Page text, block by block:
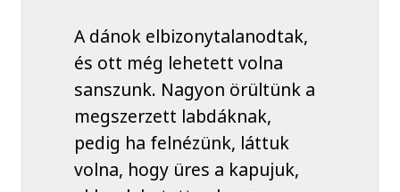
A dánok elbizonytalanodtak,
és ott még lehetett volna
sanszunk. Nagyon örültünk a
megszerzett labdáknak,
pedig ha felnézünk, láttuk
volna, hogy üres a kapujuk,